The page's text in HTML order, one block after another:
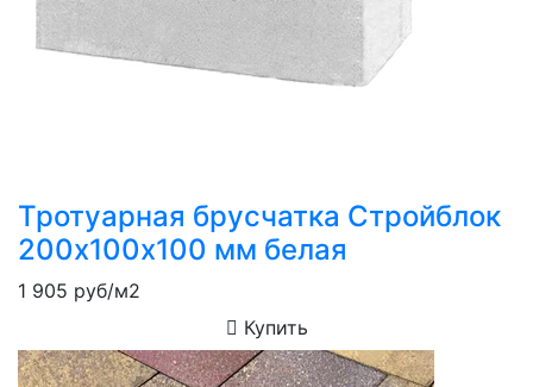
Тротуарная брусчатка Стройблок
200х100х100 мм белая
1 905 руб/м2
Купить